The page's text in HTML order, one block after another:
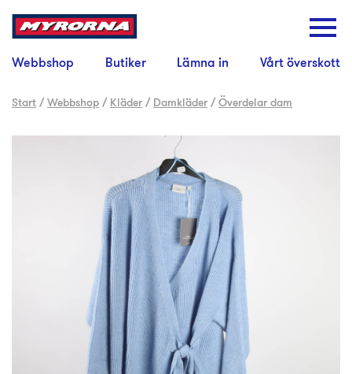
Webbshop Butiker Lämna in Vårt överskott
Start /Webbshop / Kläder / Damkläder /Överdelar dam